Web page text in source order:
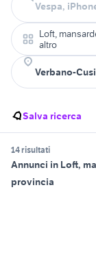
Loft,
altro
Salva ricerca
14 risultati
Annunci in Loft,
provincia